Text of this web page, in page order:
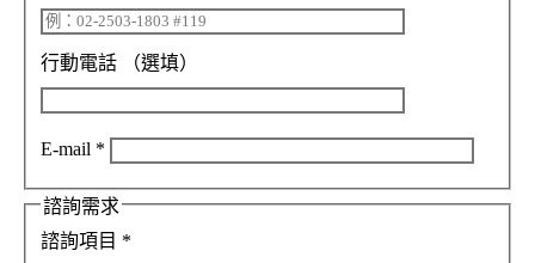
行動電話 （選填）
E-mail *
諮詢需求
諮詢項目 *